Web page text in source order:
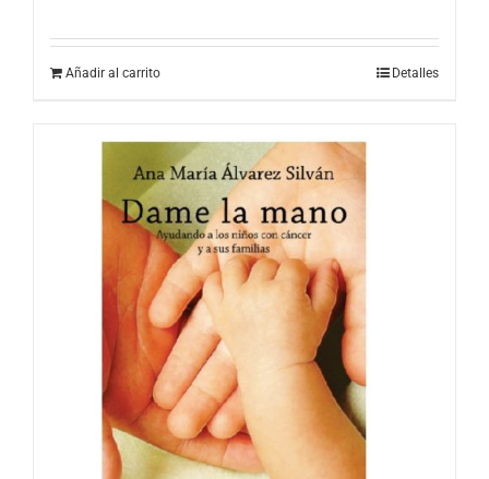
Añadir al carrito Detalles